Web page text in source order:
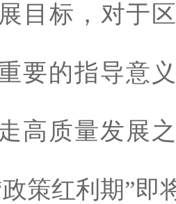
目标，对于
要的指导意
高质量发展
策红利期”即